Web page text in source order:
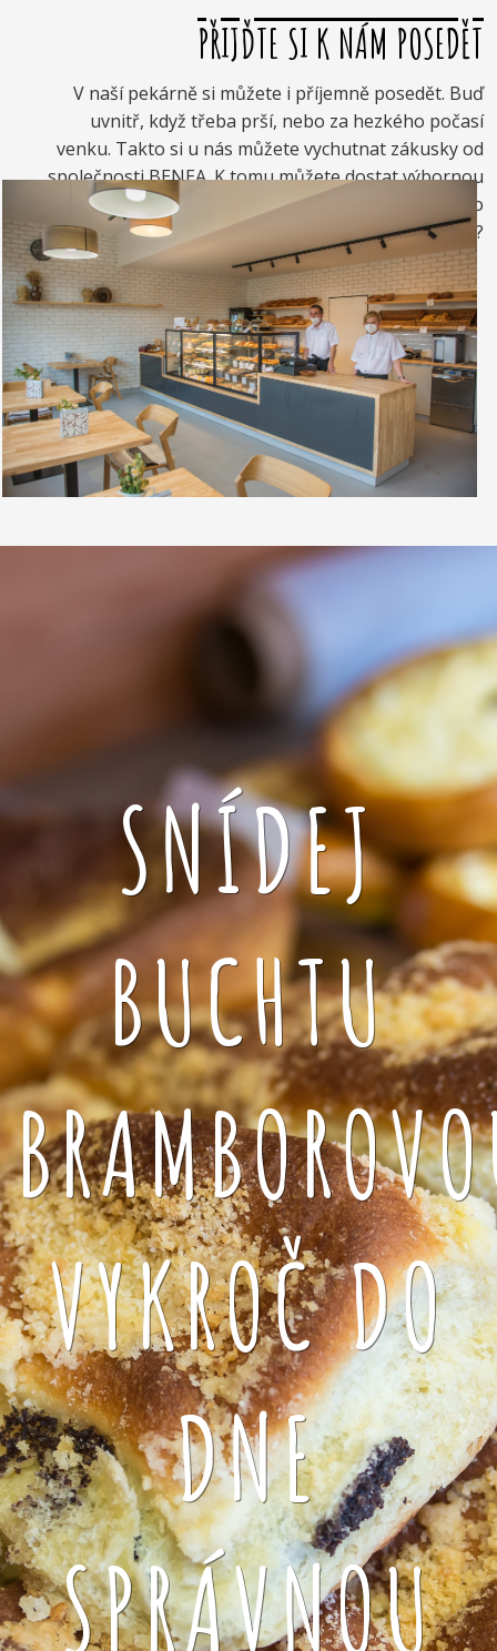
PŘIJĎTE SI K NÁM POSEDĚT
V naší pekárně si můžete i příjemně posedět. Buď
uvnitř, když třeba prší, nebo za hezkého počasí
venku. Takto si u nás můžete vychutnat zákusky od
společnosti BENEA. K tomu můžete dostat výbornou
kávou. Nebo si raději dáte zrmzlinový pohár nebo
vynikající točenou zmrzlinu?
SNÍDEJ
BUCHTU
VYKROČ DO
DNE
SPRÁVNOU